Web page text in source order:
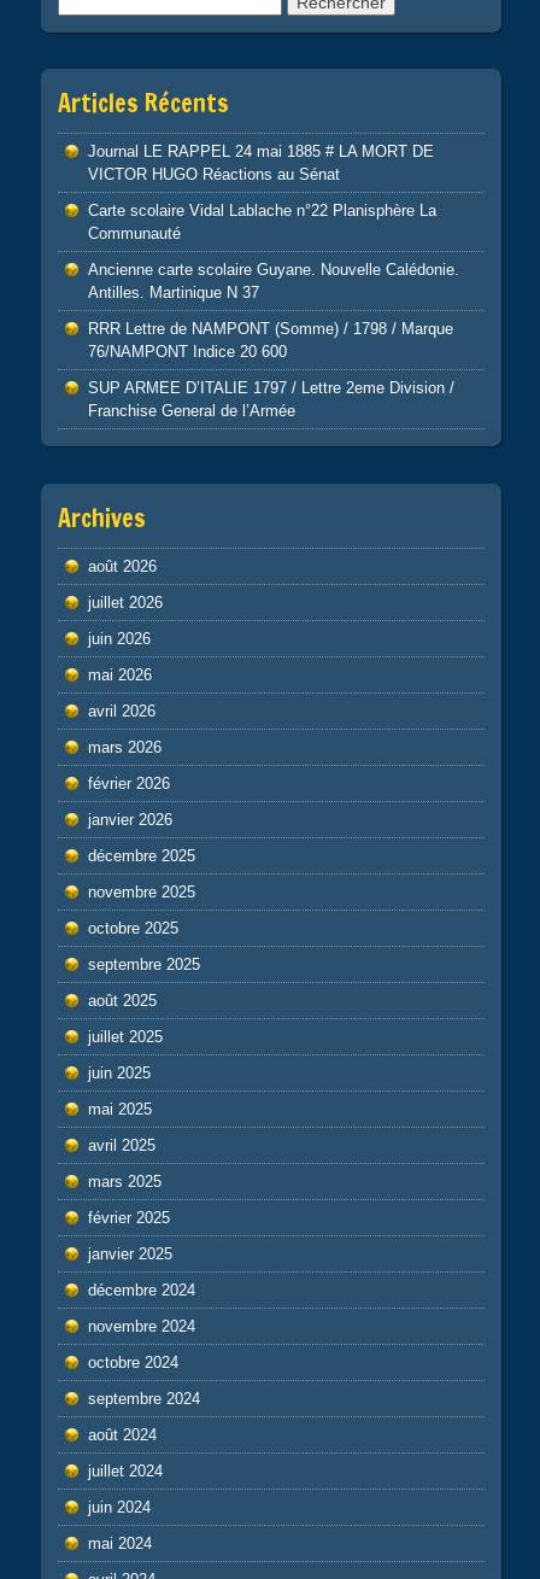
Articles Récents
Journal LE RAPPEL 24 mai 1885 # LA MORT DE
VICTOR HUGO Réactions au Sénat
Carte scolaire Vidal Lablache n°22 Planisphère La
Communauté
Ancienne carte scolaire Guyane. Nouvelle Calédonie.
Antilles. Martinique N 37
RRR Lettre de NAMPONT (Somme) / 1798 / Marque
76/NAMPONT Indice 20 600
SUP ARMEE D’ITALIE 1797 / Lettre 2eme Division /
Franchise General de l’Armée
Archives
août 2026
juillet 2026
juin 2026
mai 2026
avril 2026
mars 2026
février 2026
janvier 2026
décembre 2025
novembre 2025
octobre 2025
septembre 2025
août 2025
juillet 2025
juin 2025
mai 2025
avril 2025
mars 2025
février 2025
janvier 2025
décembre 2024
novembre 2024
octobre 2024
septembre 2024
août 2024
juillet 2024
juin 2024
mai 2024